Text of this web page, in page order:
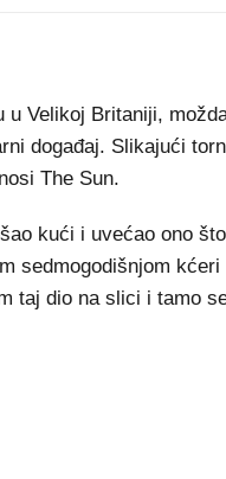
Velikoj Britaniji,
događaj. Slikajući
The Sun.
kući i uvećao ono
sedmogodišnjom
taj dio na slici i tamo